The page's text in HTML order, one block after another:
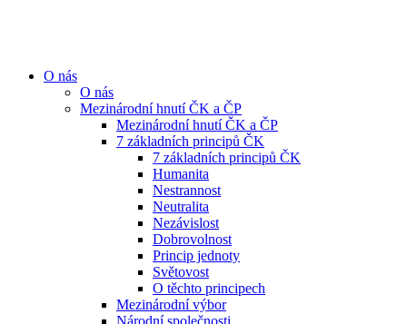
O nás
O nás
Mezinárodní hnutí ČK a ČP
Mezinárodní hnutí ČK a ČP
7 základních principů ČK
7 základních principů ČK
Humanita
Nestrannost
Neutralita
Nezávislost
Dobrovolnost
Princip jednoty
Světovost
O těchto principech
Mezinárodní výbor